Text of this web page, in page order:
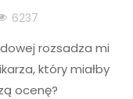
6237
rozsadza mi
który miałby
ocenę?